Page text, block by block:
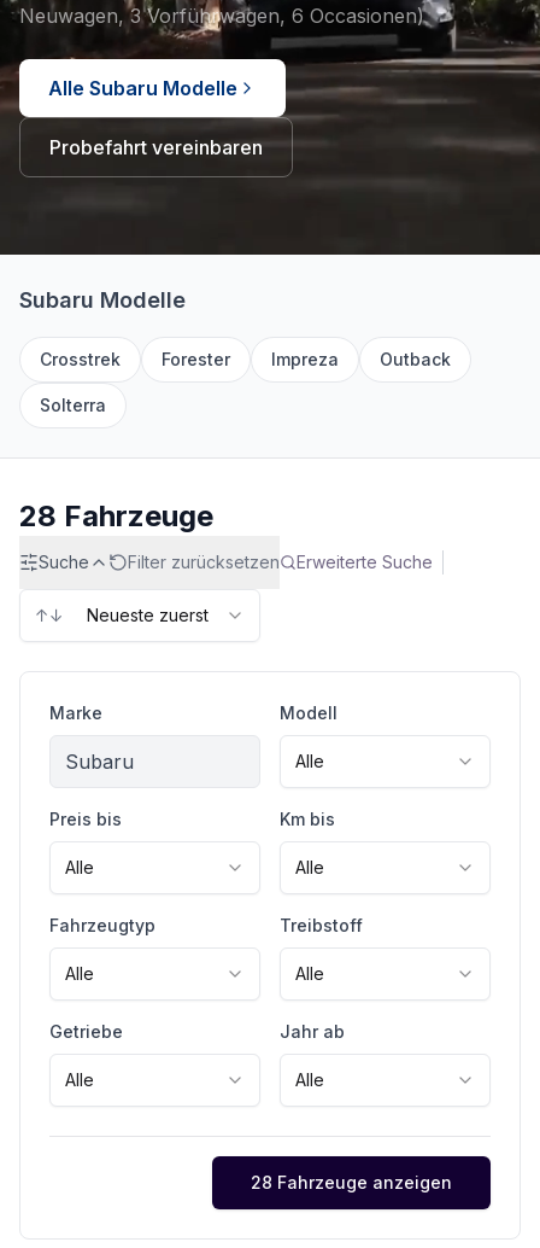
Neuwagen, 3 Vorführwagen, 6 Occasionen)
Alle Subaru Modelle
Probefahrt vereinbaren
Subaru Modelle
Crosstrek Forester Impreza Outback
Solterra
28 Fahrzeuge
Suche Filter zurücksetzen Erweiterte Suche
↑↓ Neueste zuerst
Marke
Subaru
Modell
Alle
Preis bis
Alle
Km bis
Alle
Fahrzeugtyp
Alle
Treibstoff
Alle
Getriebe
Alle
Jahr ab
Alle
28 Fahrzeuge anzeigen